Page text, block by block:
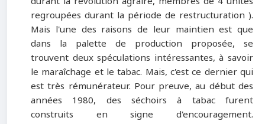
regroupées durant la période de restructuration ).
Mais l'une des raisons de leur maintien est que
dans la palette de production proposée, se
trouvent deux spéculations intéressantes, à savoir
le maraîchage et le tabac. Mais, c'est ce dernier qui
est très rémunérateur. Pour preuve, au début des
années 1980, des séchoirs à tabac furent
construits en signe d'encouragement.